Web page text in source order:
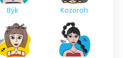
Býk Kozoroh